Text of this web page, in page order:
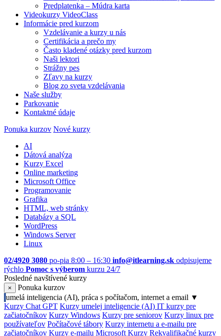
Predplatenka – Múdra karta
Videokurzy VideoClass
Informácie pred kurzom
Vzdelávanie a kurzy u nás
Certifikácia a prečo my
Často kladené otázky pred kurzom
Naši lektori
Strážny pes
Zľavy na kurzy
Blog zo sveta vzdelávania
Naše služby
Parkovanie
Kontaktné údaje
Ponuka kurzov Nové kurzy
AI
Dátová analýza
Kurzy Excel
Online marketing
Microsoft Office
Programovanie
Grafika
HTML, web stránky
Databázy a SQL
WordPress
Windows Server
Linux
02/4920 3080 po-pia 8:00 – 16:30 info@itlearning.sk odpisujeme
rýchlo Pomoc s výberom kurzu 24/7
Posledné navštívené kurzy
×
Ponuka kurzov
umelá inteligencia (AI), práca s počítačom, internet a email ▼
Kurzy Chat GPT Kurzy umelej inteligencie (AI) IT kurzy pre
začiatočníkov Kurzy Windows Kurzy pre seniorov Kurzy linux pre
používateľov Počítačové tábory Kurzy internetu a e-mailu pre
začiatočníkov Kurzy e-mailu Microsoft Kurzy Rekvalifikačné kurzy